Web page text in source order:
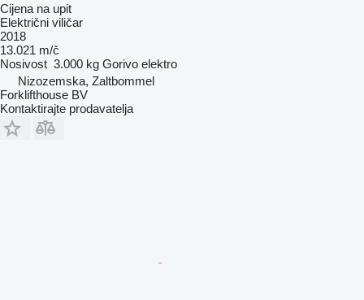
Cijena na upit
Električni viličar
2018
13.021 m/č
Nosivost 3.000 kg Gorivo elektro
Nizozemska, Zaltbommel
Forklifthouse BV
Kontaktirajte prodavatelja